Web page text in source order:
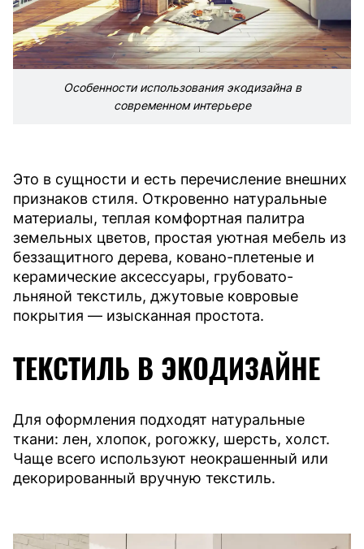
Особенности использования экодизайна в
современном интерьере
Это в сущности и есть перечисление внешних
признаков стиля. Откровенно натуральные
материалы, теплая комфортная палитра
земельных цветов, простая уютная мебель из
беззащитного дерева, ковано-плетеные и
керамические аксессуары, грубовато-
льняной текстиль, джутовые ковровые
покрытия — изысканная простота.
ТЕКСТИЛЬ В ЭКОДИЗАЙНЕ
Для оформления подходят натуральные
ткани: лен, хлопок, рогожку, шерсть, холст.
Чаще всего используют неокрашенный или
декорированный вручную текстиль.